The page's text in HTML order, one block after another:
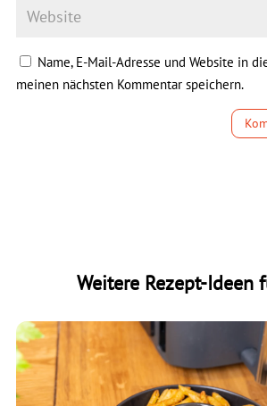
Name, E-Mail-Adresse und Website in
meinen nächsten Kommentar speichern.
Weitere Rezept-Ideen